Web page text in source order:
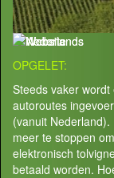
OPGELET:
Steeds vaker
autoroutes
(vanuit
meer te stoppen
elektronisch
betaald worden.